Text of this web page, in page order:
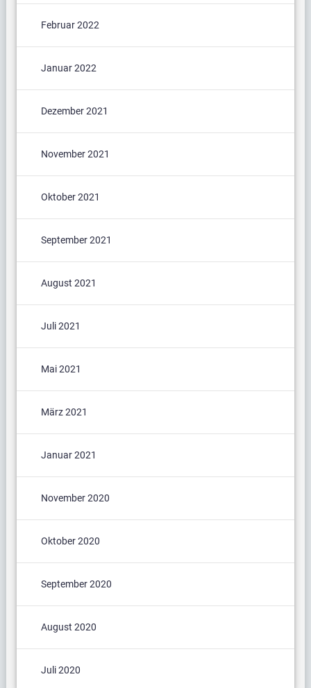
Februar 2022
Januar 2022
Dezember 2021
November 2021
Oktober 2021
September 2021
August 2021
Juli 2021
Mai 2021
März 2021
Januar 2021
November 2020
Oktober 2020
September 2020
August 2020
Juli 2020